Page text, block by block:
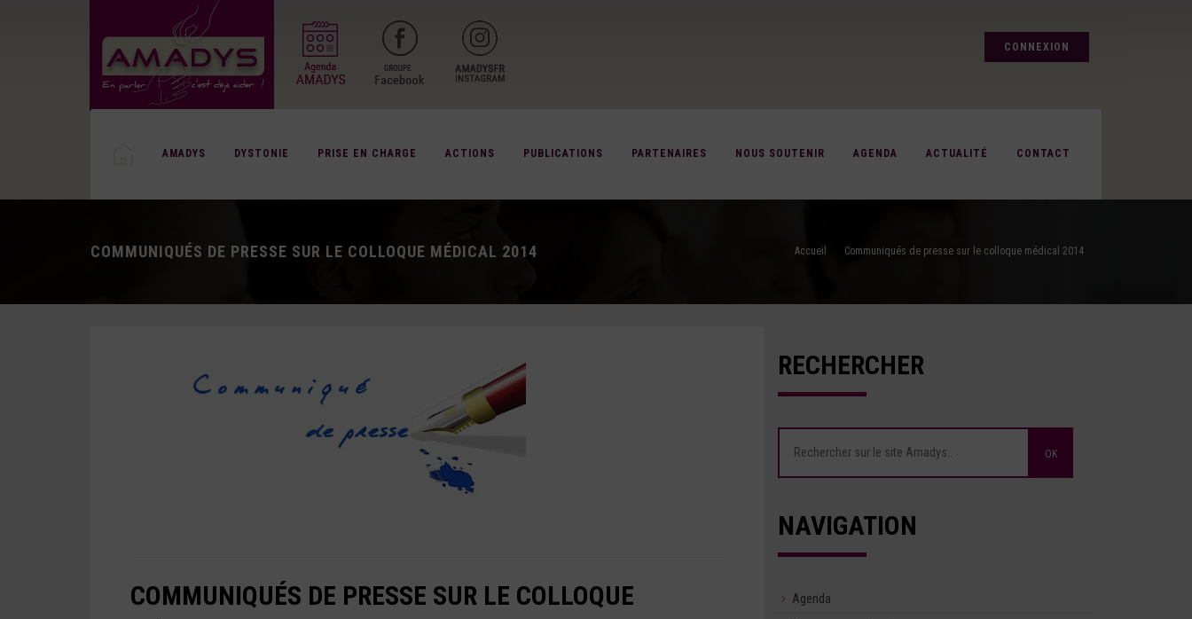
CONNEXION
AMADYS DYSTONIE PRISE EN CHARGE ACTIONS PUBLICATIONS PARTENAIRES NOUS SOUTENIR AGENDA ACTUALITÉ CONTACT
COMMUNIQUÉS DE PRESSE SUR LE COLLOQUE MÉDICAL 2014 Accueil Communiqués de presse sur le colloque médical 2014
COMMUNIQUÉS DE PRESSE SUR LE COLLOQUE
RECHERCHER
NAVIGATION
Agenda